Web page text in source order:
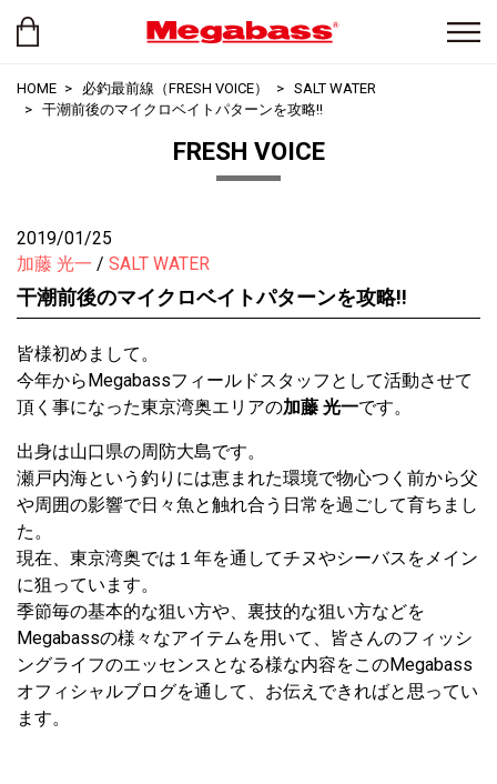
HOME 必釣最前線（FRESH VOICE）
SALT WATER
干潮前後のマイクロベイトパターンを攻略!!
FRESH VOICE
2019/01/25
加藤 光一
SALT WATER
干潮前後のマイクロベイトパターンを攻略!!
皆様初めまして。
今年からMegabassフィールドスタッフとして活動させて
頂く事になった東京湾奥エリアの加藤 光一です。
出身は山口県の周防大島です。
瀬戸内海という釣りには恵まれた環境で物心つく前から父
や周囲の影響で日々魚と触れ合う日常を過ごして育ちまし
た。
現在、東京湾奥では１年を通してチヌやシーバスをメイン
に狙っています。
季節毎の基本的な狙い方や、裏技的な狙い方などを
Megabassの様々なアイテムを用いて、皆さんのフィッシ
ングライフのエッセンスとなる様な内容をこのMegabass
オフィシャルブログを通して、お伝えできればと思ってい
ます。